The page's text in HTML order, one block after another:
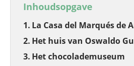
Inhoudsopgave
La Casa del Marqués de
Het huis van Oswaldo
Het chocolademuseum